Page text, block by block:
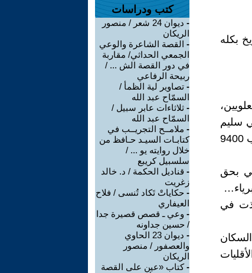
بكله
سليم
الأول بوجوب محاربة العلويين لأنهم "كفرة" وقتل نتيجة لذلك ما أمكن عده ب 9400
بحق
في
كتب ودراسات
-
ديوان 24 شعر / منصور
الريكان
- القصة الشاعرة والوعي
الجمعي الحداثي/ مقاربة
في دور القصة الش ... /
ربيحة الرفاعي
- تصاوير لية الظمأ /
السمّاح عبد الله
- ثلاثاءات عابر سبيل /
السمّاح عبد الله
- ملامــح التجريــب في
كتابـات السيـد حـافظ من
خلال روايته يو ... /
سلسبيل كريبع
- قناديل الحكمة / د. خالد
زغريت
- حكاياتْ تَكاد تُنسى / فلاح
العيفاري
- وعي ـ قصص قصيرة جدا
/ حسين جداونه
-
ديوان 23 الحاوي
والعصفور / منصور
الريكان
-كتاب «عين على القصة